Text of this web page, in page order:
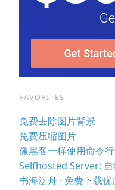
FAVORITES
免费去除图片背景
免费压缩图片
像黑客一样使用命令行
Selfhosted Server:
书海泛舟 · 免费下载